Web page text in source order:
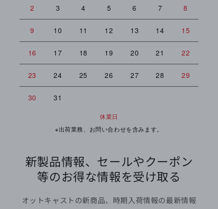
2 3 4 5 6 7 8
9 10 11 12 13 14 15
16 17 18 19 20 21 22
23 24 25 26 27 28 29
30 31
休業日
※出荷業務、お問い合わせを含みます。
新製品情報、セールやクーポン
等のお得な情報を受け取る
オットキャストの新商品、時期入荷情報の最新情報